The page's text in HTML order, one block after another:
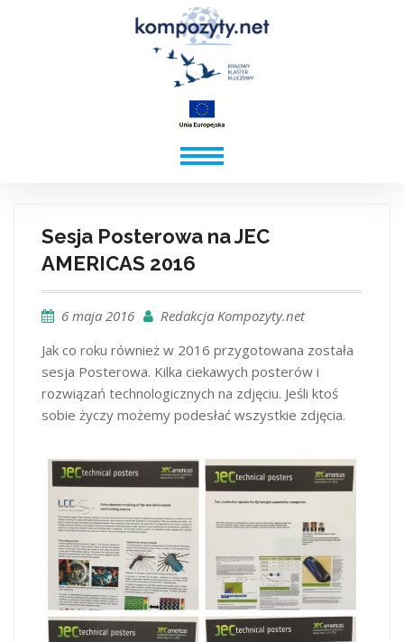
Sesja Posterowa na JEC
AMERICAS 2016
6 maja 2016
Redakcja Kompozyty.net
Jak co roku również w 2016 przygotowana została
sesja Posterowa. Kilka ciekawych posterów i
rozwiązań technologicznych na zdjęciu. Jeśli ktoś
sobie życzy możemy podesłać wszystkie zdjęcia.